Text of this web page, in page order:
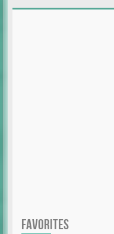
FAVORITES